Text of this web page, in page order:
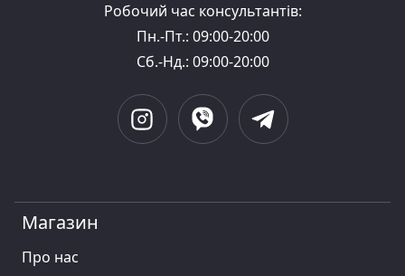
Робочий час консультантів:
Пн.-Пт.: 09:00-20:00
Сб.-Нд.: 09:00-20:00
Магазин
Про нас